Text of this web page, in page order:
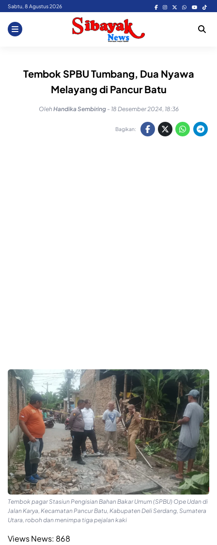
Skip
content
Sabtu, 8 Agustus 2026
Tembok SPBU Tumbang, Dua Nyawa
Melayang di Pancur Batu
OlehHandika Sembiring - 18 Desember 2024, 18:36
Bagikan:
Tembok pagar Stasiun Pengisian Bahan Bakar Umum (SPBU) Ope Udan di
Jalan Karya, Kecamatan Pancur Batu, Kabupaten Deli Serdang, Sumatera
Utara, roboh dan menimpa tiga pejalan kaki
Views News: 868